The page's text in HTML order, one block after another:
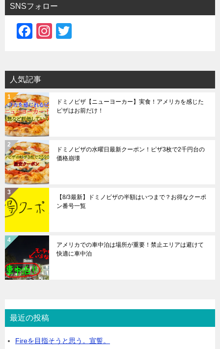
SNSフォロー
F
e
b
o
o
k
In
a
m
人気記事
ドミノピザ【ニューヨーカー】実食！アメリカを感じた
ピザはお前だけ！
ドミノピザの水曜日最新クーポン！ピザ3枚で2千円台の
価格崩壊
【8/3最新】ドミノピザの半額はいつまで？お得なクーポ
ン番号一覧
アメリカでの車中泊は場所が重要！禁止エリアは避けて
快適に車中泊
最近の投稿
Fireを目指そうと思う。宣誓。